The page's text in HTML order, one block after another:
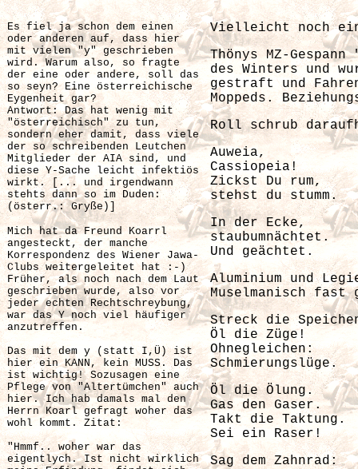
Es fiel ja schon dem einen
oder anderen auf, dass hier
mit vielen "y" geschrieben
wird. Warum also, so fragte
der eine oder andere, soll das
so seyn? Eine österreichische
Eygenheit gar?
Antwort: Das hat wenig mit
"österreichisch" zu tun,
sondern eher damit, dass viele
der so schreibenden Leutchen
Mitglieder der AIA sind, und
diese Y-Sache leicht infektiös
wirkt. [... und irgendwann
stehts dann so im Duden:
(österr.: Gryße)]
Mich hat da Freund Koarrl
angesteckt, der manche
Korrespondenz des Wiener Jawa-
Clubs weitergeleitet hat :-)
Früher, als noch nach dem Laut
geschrieben wurde, also vor
jeder echten Rechtschreybung,
war das Y noch viel häufiger
anzutreffen.
Das mit dem y (statt I,Ü) ist
hier ein KANN, kein MUSS. Das
ist wichtig! Sozusagen eine
Pflege von "Altertümchen" auch
hier. Ich hab damals mal den
Herrn Koarl gefragt woher das
wohl kommt. Zitat:
"Hmmf.. woher war das
eigentlych. Ist nicht wirklich
Vielleicht noch
Thönys MZ-
des Winters und
gestraft und
Moppeds.
Roll schrub
Auweia,
Cassiopeia!
Zickst Du rum,
stehst du stumm.
In der Ecke,
staubumnächtet.
Und geächtet.
Aluminium und
Muselmanisch fast
Streck die
Öl die Züge!
Ohnegleichen:
Schmierungslüge.
Öl die Ölung.
Gas den Gaser.
Takt die Taktung.
Sei ein Raser!
Sag dem Zahnrad: